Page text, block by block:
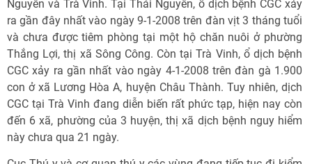
Nguyên và Trà Vinh. Tại Thái Nguyên, ổ dịch bệnh CGC xảy
ra gần đây nhất vào ngày 9-1-2008 trên đàn vịt 3 tháng tuổi
và chưa được tiêm phòng tại một hộ chăn nuôi ở phường
Thắng Lợi, thị xã Sông Công. Còn tại Trà Vinh, ổ dịch bệnh
CGC xảy ra gần nhất vào ngày 4-1-2008 trên đàn gà 1.900
con ở xã Lương Hòa A, huyện Châu Thành. Tuy nhiên, dịch
CGC tại Trà Vinh đang diễn biến rất phức tạp, hiện nay còn
đến 6 xã, phường của 3 huyện, thị xã dịch bệnh nguy hiểm
này chưa qua 21 ngày.